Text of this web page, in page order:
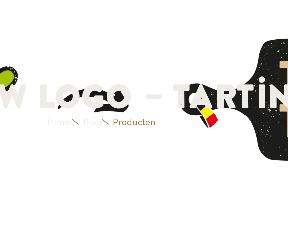
logo – Tartin
Home Blog Producten